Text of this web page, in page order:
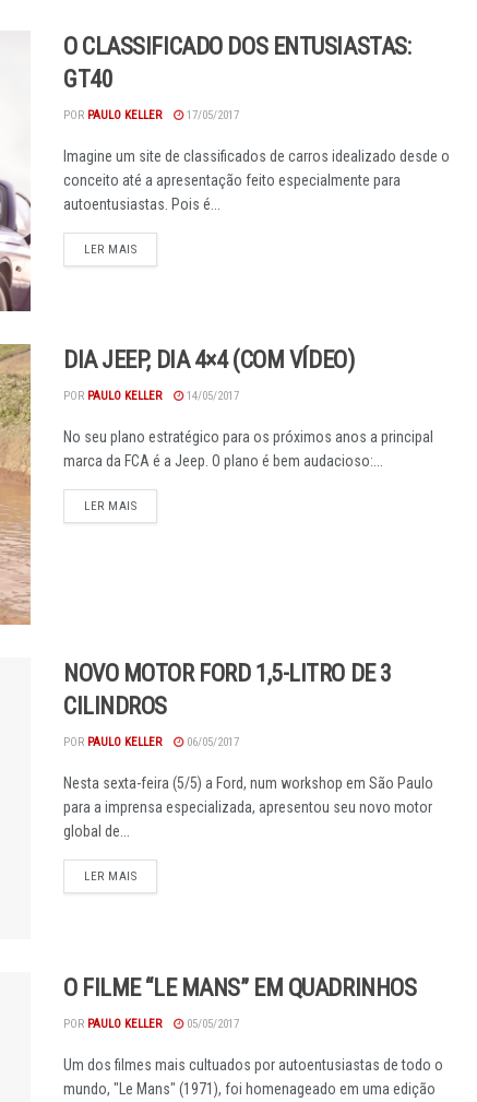
O CLASSIFICADO DOS ENTUSIASTAS:
GT40
POR PAULO KELLER 17/05/2017
Imagine um site de classificados de carros idealizado desde o
conceito até a apresentação feito especialmente para
autoentusiastas. Pois é...
LER MAISDETAILS
DIA JEEP, DIA 4×4 (COM VÍDEO)
POR PAULO KELLER 14/05/2017
No seu plano estratégico para os próximos anos a principal
marca da FCA é a Jeep. O plano é bem audacioso:...
LER MAISDETAILS
NOVO MOTOR FORD 1,5-LITRO DE 3
CILINDROS
POR PAULO KELLER 06/05/2017
Nesta sexta-feira (5/5) a Ford, num workshop em São Paulo
para a imprensa especializada, apresentou seu novo motor
global de...
LER MAISDETAILS
O FILME “LE MANS” EM QUADRINHOS
POR PAULO KELLER 05/05/2017
Um dos filmes mais cultuados por autoentusiastas de todo o
mundo, "Le Mans" (1971), foi homenageado em uma edição